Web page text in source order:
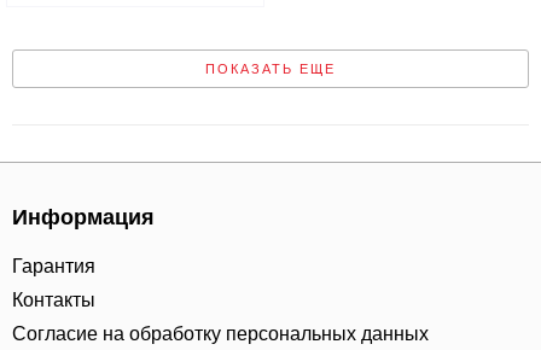
ПОКАЗАТЬ ЕЩЕ
Информация
Гарантия
Контакты
Согласие на обработку персональных данных